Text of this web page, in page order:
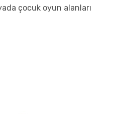
çocuk oyun alanları